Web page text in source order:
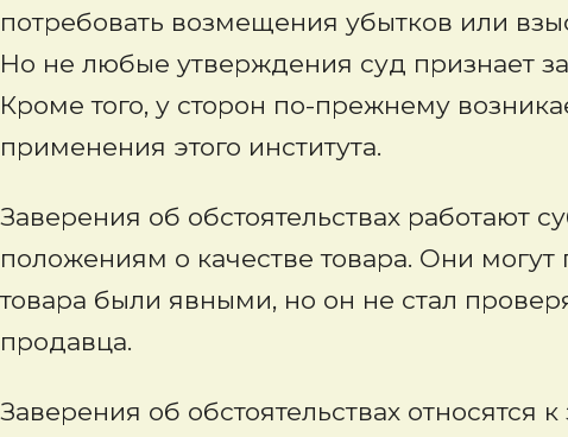
потребовать возмещения убытков или
Но не любые утверждения суд признает
Кроме того, у сторон по-прежнему
применения этого института.
Заверения об обстоятельствах
положениям о качестве товара. Они
товара были явными, но он не стал
продавца.
Заверения об обстоятельствах относятся